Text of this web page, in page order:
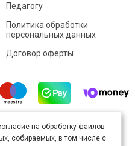
Педагогу
Политика обработки
персональных данных
Договор оферты
доступно полицензии Creative
(«Атрибуция») 4.0
на обработку файлов
собираемых, в том числе с